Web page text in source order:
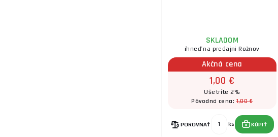
SKLADOM
ihneď na predajni Rožnov
Akčná cena
1,00 €
Ušetríte 2%
Pôvodná cena:1,00 €
POROVNAŤ ks KÚPIŤ